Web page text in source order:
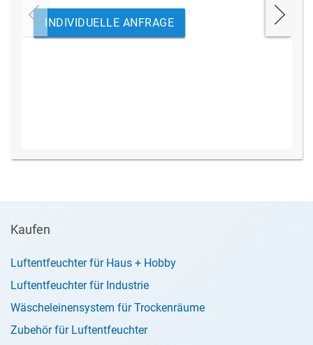
INDIVIDUELLE ANFRAGE
Kaufen
Luftentfeuchter für Haus + Hobby
Luftentfeuchter für Industrie
Wäscheleinensystem für Trockenräume
Zubehör für Luftentfeuchter